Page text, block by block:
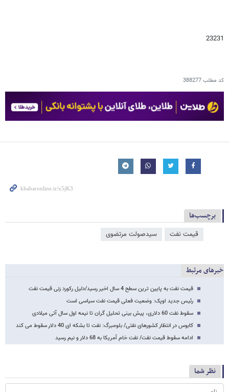
23231
کد مطلب388277
برچسب‌ها
قیمت نفت سیدصولت مرتضوی
خبرهای مرتبط
قیمت نفت به پایین ترین سطح 4 سال اخیر رسید/دلیل رکورد زنی قیمت نفت
رئیس جدید اوپک: وضعیت فعلی قیمت نفت سیاسی است
سقوط نفت 60 دلاری، پیش بینی تحلیل گران تا نیمه اول سال آتی میلادی
کابوس در انتظار کشورهای نفتی/ بلومبرگ: نفت تا بشکه ای 40 دلار سقوط می کند
ادامه سقوط قیمت نفت/ نفت خام آمریکا به 68 دلار و نیم رسید
نظر شما